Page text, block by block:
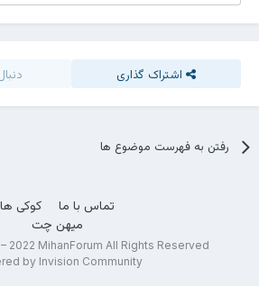
اشتراک گذاری
رفتن به فهرست موضوع ها
تماس با ما
کوکی ها
میهن چت
2022 MihanForum All Rights Reserved©
by Invision Community